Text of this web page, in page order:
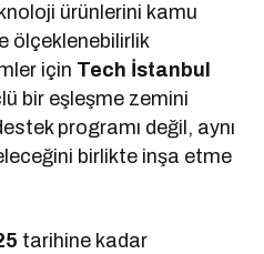
ürünlerini kamu
ölçeklenebilirlik
için Tech İstanbul
bir eşleşme zemini
programı değil, aynı
birlikte inşa etme
tarihine kadar